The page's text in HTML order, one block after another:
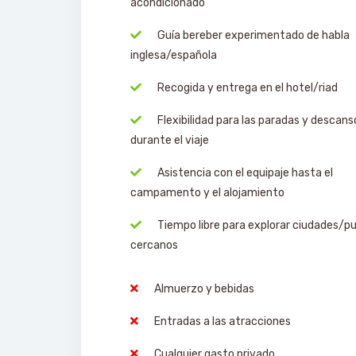
Guía bereber experimentado de habla
inglesa/española
Recogida y entrega en el hotel/riad
Flexibilidad para las paradas y
durante el viaje
Asistencia con el equipaje hasta el
campamento y el alojamiento
Tiempo libre para explorar ciudades/
cercanos
Almuerzo y bebidas
Entradas a las atracciones